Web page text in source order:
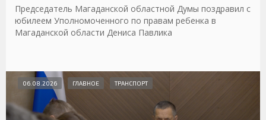
Председатель Магаданской областной Думы поздравил с
юбилеем Уполномоченного по правам ребенка в
Магаданской области Дениса Павлика
06.08.2026 ГЛАВНОЕ ТРАНСПОРТ